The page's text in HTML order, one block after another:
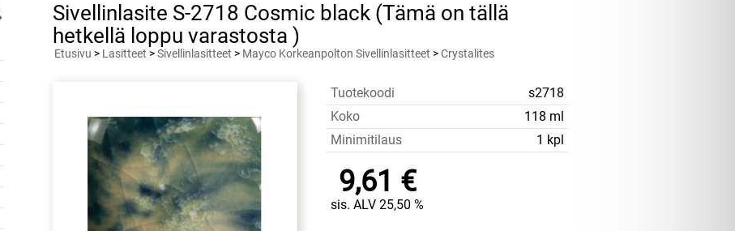
Sivellinlasite S-2718 Cosmic black (Tämä on tällä
hetkellä loppu varastosta )
Etusivu > Lasitteet >Sivellinlasitteet > Mayco Korkeanpolton Sivellinlasitteet >Crystalites
Tuotekoodi
s2718
Koko
118 ml
Minimitilaus
1 kpl
9,61 €
sis. ALV 25,50 %